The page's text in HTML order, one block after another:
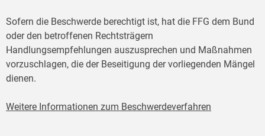
Sofern die Beschwerde berechtigt ist, hat die FFG dem Bund
oder den betroffenen Rechtsträgern
Handlungsempfehlungen auszusprechen und Maßnahmen
vorzuschlagen, die der Beseitigung der vorliegenden Mängel
dienen.
Weitere Informationen zum Beschwerdeverfahren